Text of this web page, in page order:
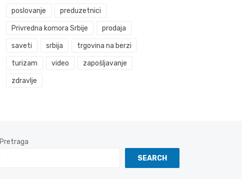
poslovanje preduzetnici
Privredna komora Srbije prodaja
saveti srbija trgovina na berzi
turizam video zapošljavanje
zdravlje
Pretraga
SEARCH